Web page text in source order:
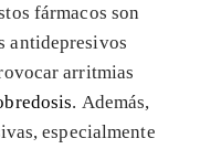
fármacos son
antidepresivos
arritmias
. Además,
especialmente